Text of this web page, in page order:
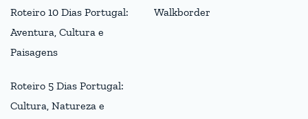
Roteiro 10 Dias Portugal:
Aventura, Cultura e
Paisagens
Roteiro 5 Dias Portugal:
Cultura, Natureza e
Walkborder